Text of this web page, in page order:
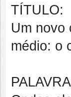
TÍTULO:
Um novo
médio: o